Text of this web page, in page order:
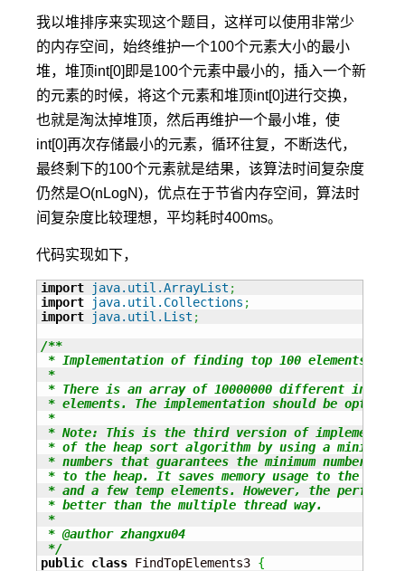
我以堆排序来实现这个题目，这样可以使用非常少
的内存空间，始终维护一个100个元素大小的最小
堆，堆顶int[0]即是100个元素中最小的，插入一个新
的元素的时候，将这个元素和堆顶int[0]进行交换，
也就是淘汰掉堆顶，然后再维护一个最小堆，使
int[0]再次存储最小的元素，循环往复，不断迭代，
最终剩下的100个元素就是结果，该算法时间复杂度
仍然是O(nLogN)，优点在于节省内存空间，算法时
间复杂度比较理想，平均耗时400ms。
代码实现如下，
import java.util.ArrayList ;
import
java.util.Collections ;
import
java.util.List ;
/**
* Implementation of finding top 100 elements
*
* There is an array of 10000000 different int
* elements. The implementation should be
*
* Note: This is the third version of
* of the heap sort algorithm by using a minimum
* numbers that guarantees the minimum number is
* to the heap. It saves memory usage to the
* and a few temp elements. However, the
* better than the multiple thread way.
*
* @author zhangxu04
*/
public class FindTopElements3 {